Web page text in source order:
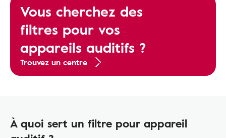
Vous cherchez des
filtres pour vos
appareils auditifs ?
Trouvez un centre
À quoi sert un filtre pour appareil